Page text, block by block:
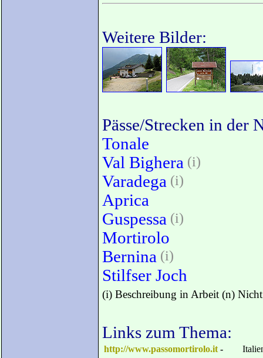
Weitere Bilder:
Pässe/Strecken in der
Tonale
Val Bighera (i)
Varadega (i)
Aprica
Guspessa (i)
Mortirolo
Bernina (i)
Stilfser Joch
(i) Beschreibung in Arbeit (n)
Links zum Thema:
http://www.passomortirolo.it -